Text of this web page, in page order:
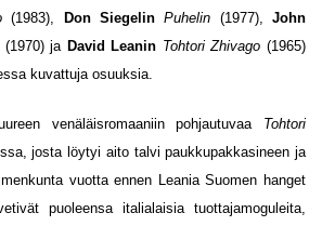
(1983), Don Siegelin Puhelin (1977), John
(1970) ja David Leanin Tohtori Zhivago (1965)
kuvattuja osuuksia.
venäläisromaaniin pohjautuvaa Tohtori
josta löytyi aito talvi paukkupakkasineen ja
vuotta ennen Leania Suomen hanget
puoleensa italialaisia tuottajamoguleita,